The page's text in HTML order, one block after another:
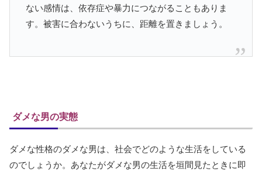
ない感情は、依存症や暴力につながることもありま
す。被害に合わないうちに、距離を置きましょう。
ダメな男の実態
ダメな性格のダメな男は、社会でどのような生活をしている
のでしょうか。あなたがダメな男の生活を垣間見たときに即